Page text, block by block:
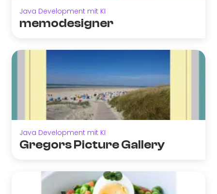
Java Development mit KI
memodesigner
Java Development mit KI
Gregors Picture Gallery